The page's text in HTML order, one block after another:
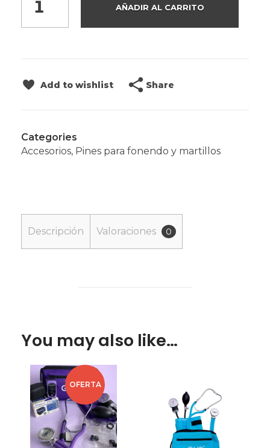
AÑADIR AL CARRITO
Add to wishlist Share
Categories
Accesorios, Pines para fonendo y martillos
Descripción Valoraciones 0
You may also like…
OFERTA